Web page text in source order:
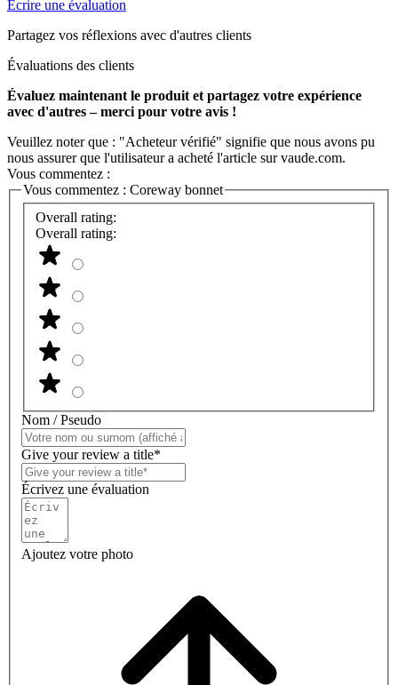
Écrire une évaluation
Partagez vos réflexions avec d'autres clients
Évaluations des clients
Évaluez maintenant le produit et partagez votre expérience
avec d'autres – merci pour votre avis !
Veuillez noter que : "Acheteur vérifié" signifie que nous avons pu
nous assurer que l'utilisateur a acheté l'article sur vaude.com.
Vous commentez :
Vous commentez : Coreway bonnet
Overall rating:
Overall rating:
Nom / Pseudo
Give your review a title*
Écrivez une évaluation
Ajoutez votre photo